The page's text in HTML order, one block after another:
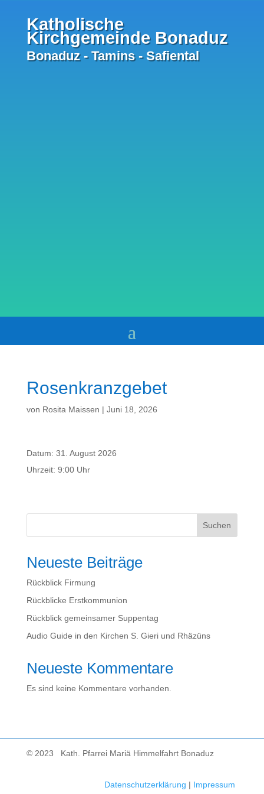
Katholische
Kirchgemeinde Bonaduz
Bonaduz - Tamins - Safiental
Rosenkranzgebet
von Rosita Maissen | Juni 18, 2026
Datum: 31. August 2026
Uhrzeit: 9:00 Uhr
Suchen
Neueste Beiträge
Rückblick Firmung
Rückblicke Erstkommunion
Rückblick gemeinsamer Suppentag
Audio Guide in den Kirchen S. Gieri und Rhäzüns
Neueste Kommentare
Es sind keine Kommentare vorhanden.
© 2023 Kath. Pfarrei Mariä Himmelfahrt Bonaduz
Datenschutzerklärung | Impressum